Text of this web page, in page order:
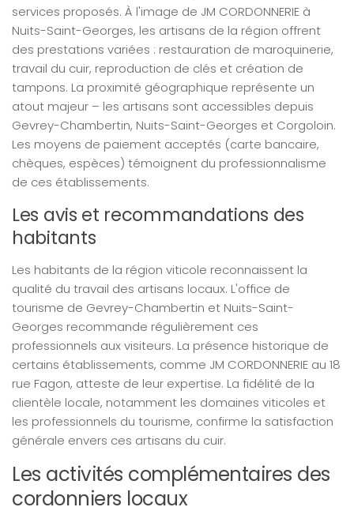
services proposés. À l'image de JM CORDONNERIE à
Nuits-Saint-Georges, les artisans de la région offrent
des prestations variées : restauration de maroquinerie,
travail du cuir, reproduction de clés et création de
tampons. La proximité géographique représente un
atout majeur – les artisans sont accessibles depuis
Gevrey-Chambertin, Nuits-Saint-Georges et Corgoloin.
Les moyens de paiement acceptés (carte bancaire,
chèques, espèces) témoignent du professionnalisme
de ces établissements.
Les avis et recommandations des
habitants
Les habitants de la région viticole reconnaissent la
qualité du travail des artisans locaux. L'office de
tourisme de Gevrey-Chambertin et Nuits-Saint-
Georges recommande régulièrement ces
professionnels aux visiteurs. La présence historique de
certains établissements, comme JM CORDONNERIE au 18
rue Fagon, atteste de leur expertise. La fidélité de la
clientèle locale, notamment les domaines viticoles et
les professionnels du tourisme, confirme la satisfaction
générale envers ces artisans du cuir.
Les activités complémentaires des
cordonniers locaux